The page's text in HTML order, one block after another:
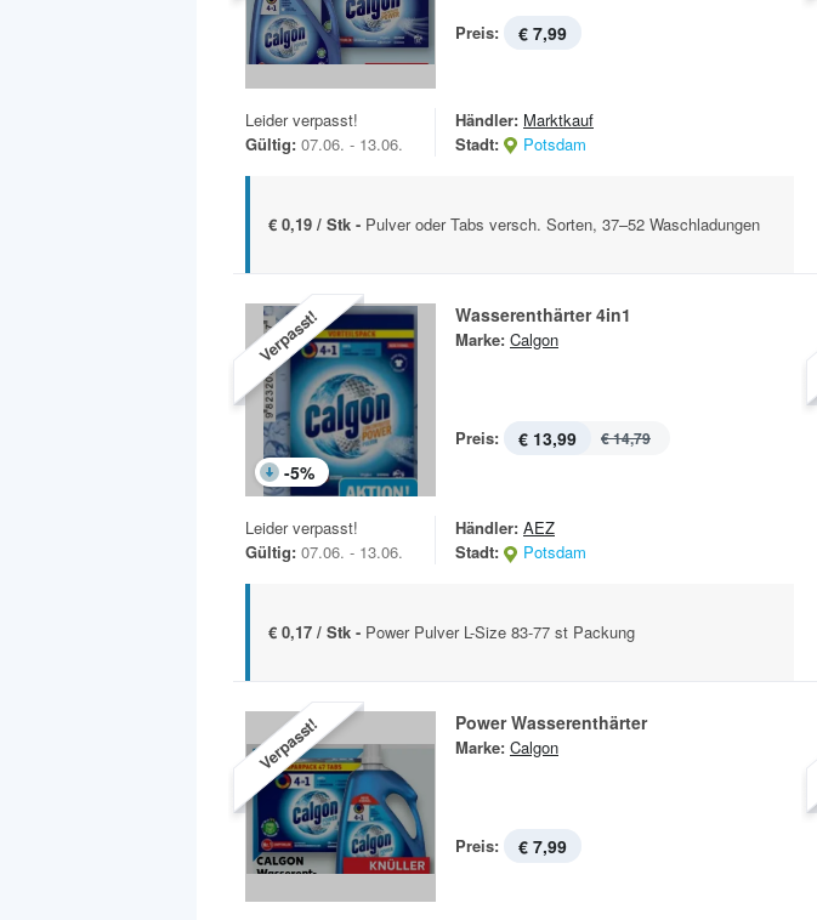
Preis: € 7,99
Leider verpasst!
Gültig: 07.06. - 13.06.
Händler: Marktkauf
Stadt:
Potsdam
€ 0,19 / Stk - Pulver oder Tabs versch. Sorten, 37–52 Waschladungen
Verpasst!
-5%
Wasserenthärter 4in1
Marke: Calgon
Preis: € 13,99 € 14,79
Leider verpasst!
Gültig: 07.06. - 13.06.
Händler: AEZ
Stadt:
Potsdam
€ 0,17 / Stk - Power Pulver L-Size 83-77 st Packung
Verpasst! Power Wasserenthärter
Marke: Calgon
Preis: € 7,99